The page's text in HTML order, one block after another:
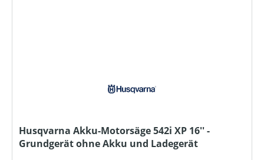
Husqvarna Akku-Motorsäge 542i XP 16'' -
Grundgerät ohne Akku und Ladegerät